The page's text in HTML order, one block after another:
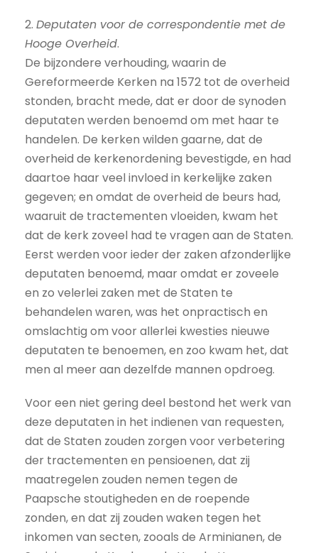
2. Deputaten voor de correspondentie met de
Hooge Overheid.
De bijzondere verhouding, waarin de
Gereformeerde Kerken na 1572 tot de overheid
stonden, bracht mede, dat er door de synoden
deputaten werden benoemd om met haar te
handelen. De kerken wilden gaarne, dat de
overheid de kerkenordening bevestigde, en had
daartoe haar veel invloed in kerkelijke zaken
gegeven; en omdat de overheid de beurs had,
waaruit de tractementen vloeiden, kwam het
dat de kerk zoveel had te vragen aan de Staten.
Eerst werden voor ieder der zaken afzonderlijke
deputaten benoemd, maar omdat er zoveele
en zo velerlei zaken met de Staten te
behandelen waren, was het onpractisch en
omslachtig om voor allerlei kwesties nieuwe
deputaten te benoemen, en zoo kwam het, dat
men al meer aan dezelfde mannen opdroeg.
Voor een niet gering deel bestond het werk van
deze deputaten in het indienen van requesten,
dat de Staten zouden zorgen voor verbetering
der tractementen en pensioenen, dat zij
maatregelen zouden nemen tegen de
Paapsche stoutigheden en de roepende
zonden, en dat zij zouden waken tegen het
inkomen van secten, zooals de Arminianen, de